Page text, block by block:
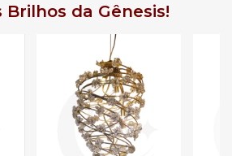
da Gênesis!